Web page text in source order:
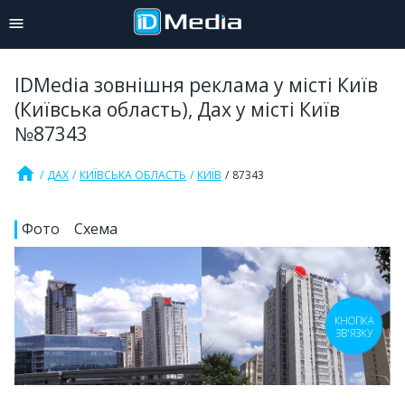
IDMedia зовнішня реклама у місті Київ
(Київська область), Дах у місті Київ
№87343
home ДАХ КИЇВСЬКА ОБЛАСТЬ КИЇВ 87343
Фото Схема
КНОПКА
ЗВ'ЯЗКУ